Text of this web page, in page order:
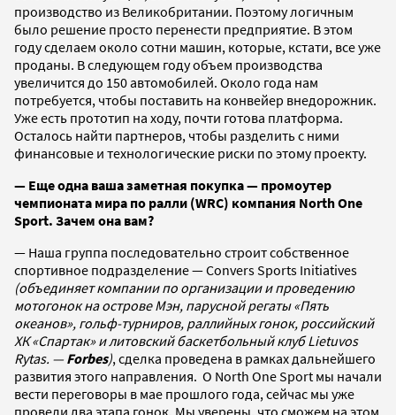
производство из Великобритании. Поэтому логичным
было решение просто перенести предприятие. В этом
году сделаем около сотни машин, которые, кстати, все уже
проданы. В следующем году объем производства
увеличится до 150 автомобилей. Около года нам
потребуется, чтобы поставить на конвейер внедорожник.
Уже есть прототип на ходу, почти готова платформа.
Осталось найти партнеров, чтобы разделить с ними
финансовые и технологические риски по этому проекту.
— Еще одна ваша заметная покупка — промоутер
чемпионата мира по ралли (WRC) компания North One
Sport. Зачем она вам?
— Наша группа последовательно строит собственное
спортивное подразделение — Convers Sports Initiatives
(объединяет компании по организации и проведению
мотогонок на острове Мэн, парусной регаты «Пять
океанов», гольф-турниров, раллийных гонок, российский
ХК «Спартак» и литовский баскетбольный клуб Lietuvos
Rytas. —Forbes), сделка проведена в рамках дальнейшего
развития этого направления. О North One Sport мы начали
вести переговоры в мае прошлого года, сейчас мы уже
провели два этапа гонок. Мы уверены, что сможем на этом